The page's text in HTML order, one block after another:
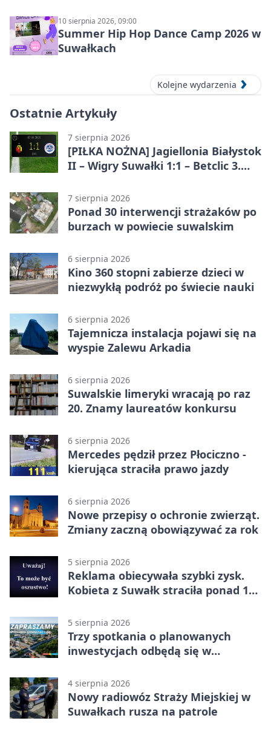
10 sierpnia 2026, 09:00
Summer Hip Hop Dance Camp 2026 w
Suwałkach
Kolejne wydarzenia
Ostatnie Artykuły
7 sierpnia 2026
[PIŁKA NOŻNA] Jagiellonia Białystok
II – Wigry Suwałki 1:1 – Betclic 3.
7 sierpnia 2026
Ponad 30 interwencji strażaków po
burzach w powiecie suwalskim
6 sierpnia 2026
Kino 360 stopni zabierze dzieci w
niezwykłą podróż po świecie nauki
6 sierpnia 2026
Tajemnicza instalacja pojawi się na
wyspie Zalewu Arkadia
6 sierpnia 2026
Suwalskie limeryki wracają po raz
20. Znamy laureatów konkursu
6 sierpnia 2026
Mercedes pędził przez Płociczno -
kierująca straciła prawo jazdy
6 sierpnia 2026
Nowe przepisy o ochronie zwierząt.
Zmiany zaczną obowiązywać za rok
5 sierpnia 2026
Reklama obiecywała szybki zysk.
Kobieta z Suwałk straciła ponad 190
5 sierpnia 2026
Trzy spotkania o planowanych
inwestycjach odbędą się w
4 sierpnia 2026
Nowy radiowóz Straży Miejskiej w
Suwałkach rusza na patrole